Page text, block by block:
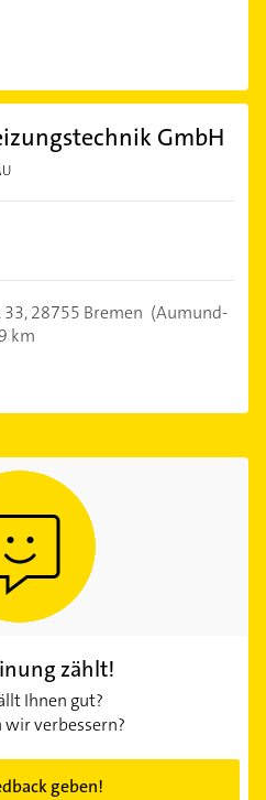
GmbH
33,28755 Bremen (Aumund-
km
zählt!
Ihnen gut?
wir verbessern?
geben!